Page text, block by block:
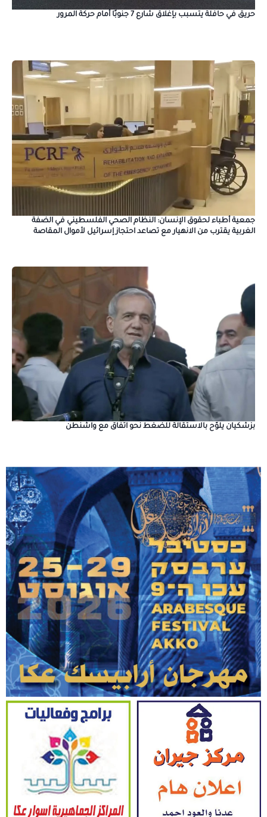
حريق في حافلة يتسبب بإغلاق شارع 7 جنوبًا أمام حركة المرور
جمعية أطباء لحقوق الإنسان: النظام الصحي الفلسطيني في الضفة
الغربية يقترب من الانهيار مع تصاعد احتجاز إسرائيل لأموال المقاصة
بزشكيان يلوّح بالاستقالة للضغط نحو اتفاق مع واشنطن